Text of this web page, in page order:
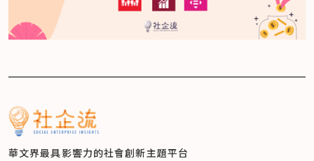
華文界最具影響力的社會創新主題平台